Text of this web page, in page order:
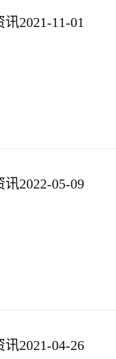
2021-11-01
2022-05-09
2021-04-26